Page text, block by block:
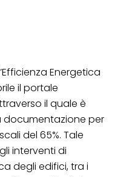
Energetica
il portale
il quale è
documentazione per
del 65%. Tale
interventi di
degli edifici, tra i